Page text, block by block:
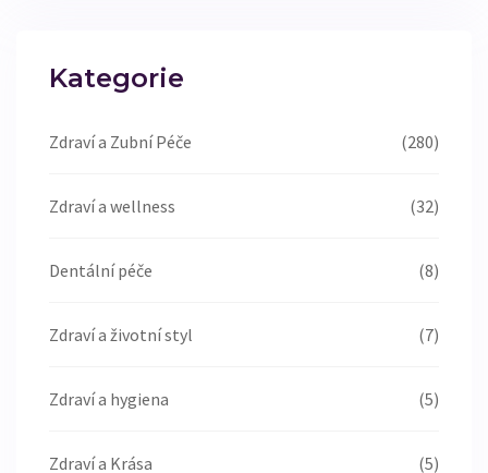
Kategorie
Zdraví a Zubní Péče (280)
Zdraví a wellness (32)
Dentální péče (8)
Zdraví a životní styl (7)
Zdraví a hygiena (5)
Zdraví a Krása (5)